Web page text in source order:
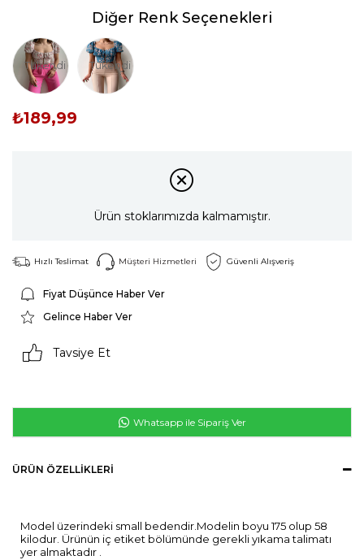
Diğer Renk Seçenekleri
Tükendi Tükendi
₺189,99
Ürün stoklarımızda kalmamıştır.
Hızlı Teslimat Müşteri Hizmetleri Güvenli Alışveriş
Fiyat Düşünce Haber Ver
Gelince Haber Ver
Tavsiye Et
Whatsapp ile Sipariş Ver
ÜRÜN ÖZELLIKLERI
Model üzerindeki small bedendir.Modelin boyu 175 olup 58
kilodur. Ürünün iç etiket bölümünde gerekli yıkama talimatı
yer almaktadır .